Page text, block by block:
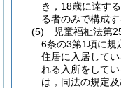
き，18歳に達す
る者のみで構成
(5) 児童福祉法第
6条の3第1項に規
住居に入居して
れる入所をして
は，同法の規定